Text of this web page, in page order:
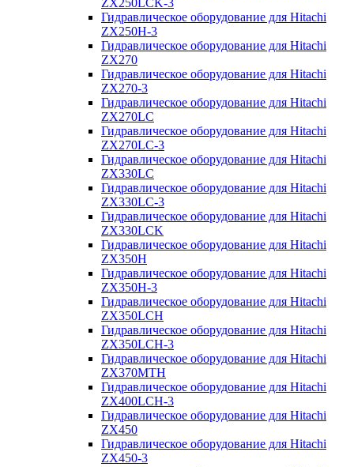
ZX250LCK-3
Гидравлическое оборудование для Hitachi
ZX250Н-3
Гидравлическое оборудование для Hitachi
ZX270
Гидравлическое оборудование для Hitachi
ZX270-3
Гидравлическое оборудование для Hitachi
ZX270LC
Гидравлическое оборудование для Hitachi
ZX270LC-3
Гидравлическое оборудование для Hitachi
ZX330LC
Гидравлическое оборудование для Hitachi
ZX330LC-3
Гидравлическое оборудование для Hitachi
ZX330LCK
Гидравлическое оборудование для Hitachi
ZX350H
Гидравлическое оборудование для Hitachi
ZX350H-3
Гидравлическое оборудование для Hitachi
ZX350LCH
Гидравлическое оборудование для Hitachi
ZX350LCH-3
Гидравлическое оборудование для Hitachi
ZX370MTH
Гидравлическое оборудование для Hitachi
ZX400LCH-3
Гидравлическое оборудование для Hitachi
ZX450
Гидравлическое оборудование для Hitachi
ZX450-3